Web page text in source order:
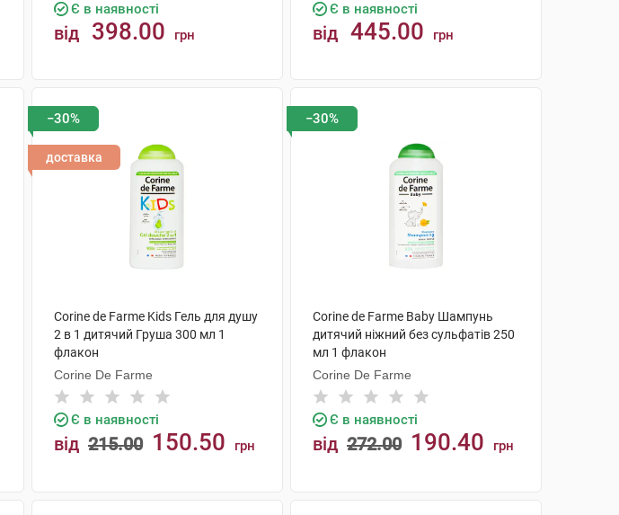
Є в наявності
від 398.00 грн
Є в наявності
від 445.00 грн
−30%
доставка
Corine de Farme Kids Гель для душу
2 в 1 дитячий Груша 300 мл 1
флакон
Corine De Farme
Є в наявності
від 215.00 150.50 грн
−30%
Corine de Farme Baby Шампунь
дитячий ніжний без сульфатів 250
мл 1 флакон
Corine De Farme
Є в наявності
від 272.00 190.40 грн